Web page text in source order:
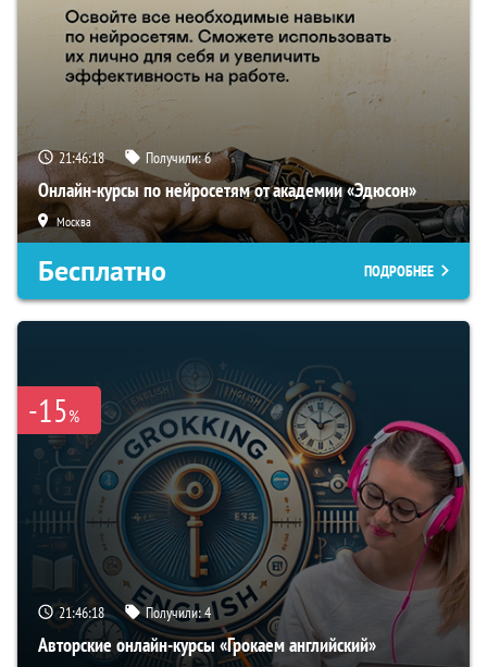
21:46:17 Получили:6
Онлайн-курсы по нейросетям от академии «Эдюсон»
Москва
Бесплатно ПОДРОБНЕЕ
-15%
21:46:17 Получили:4
Авторские онлайн-курсы «Грокаем английский»